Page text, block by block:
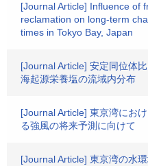
[Journal Article] Influence of
reclamation on long-term
times in Tokyo Bay, Japan
[Journal Article] 安定同位体
海起源栄養塩の流域内分布
[Journal Article] 東京湾にお
る強風の将来予測に向けて
[Journal Article] 東京湾の水